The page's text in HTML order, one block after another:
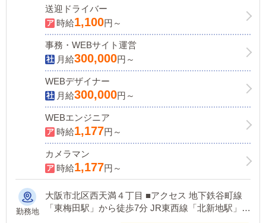
送迎ドライバー
時給1,100円～
事務・WEBサイト運営
月給300,000円～
WEBデザイナー
月給300,000円～
WEBエンジニア
時給1,177円～
カメラマン
時給1,177円～
勤務地
大阪市北区西天満４丁目 ■アクセス 地下鉄谷町線
「東梅田駅」から徒歩7分 JR東西線「北新地駅」か